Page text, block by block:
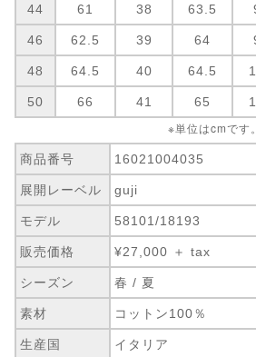
44 61 38 63.5
46 62.5 39 64
48 64.5 40 64.5
50 66 41 65
※単位はcmで
商品番号 16021004035
展開レーベル guji
モデル 58101/18193
販売価格 ¥27,000 ＋ tax
シーズン 春 / 夏
素材 コットン100％
生産国 イタリア